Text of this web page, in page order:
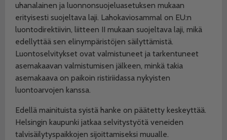
uhanalainen ja luonnonsuojeluasetuksen mukaan
erityisesti suojeltava laji. Lahokaviosammal on EU:n
luontodirektiivin, liitteen II mukaan suojeltava laji, mikä
edellyttää sen elinympäristöjen säilyttämistä.
Luontoselvitykset ovat valmistuneet ja tarkentuneet
asemakaavan valmistumisen jälkeen, minkä takia
asemakaava on paikoin ristiriidassa nykyisten
luontoarvojen kanssa.
Edellä mainituista syistä hanke on päätetty keskeyttää.
Helsingin kaupunki jatkaa selvitystyötä veneiden
talvisäilytyspaikkojen sijoittamiseksi muualle.